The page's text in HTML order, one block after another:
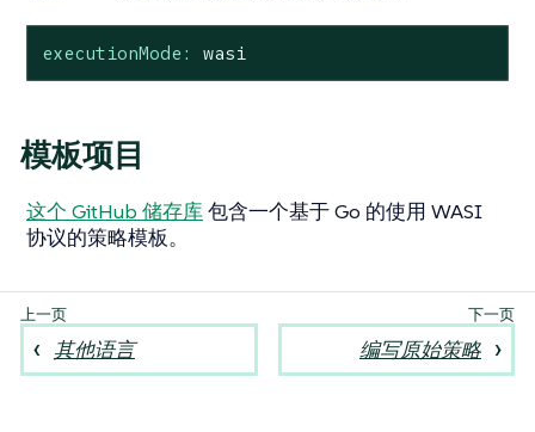
executionMode: wasi
模板项目
这个 GitHub 储存库包含一个基于 Go 的使用 WASI
协议的策略模板。
其他语言 编写原始策略